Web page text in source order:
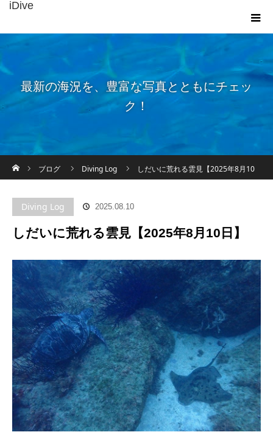
iDive
最新の海況を、豊富な写真とともにチェッ
ク！
ブログ
Diving Log しだいに荒れる雲見【2025年8月10
Diving Log 2025.08.10
しだいに荒れる雲見【2025年8月10日】